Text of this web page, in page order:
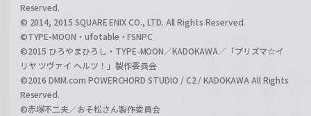
Reserved.
© 2014, 2015 SQUARE ENIX CO., LTD. All Rights Reserved.
©TYPE-MOON・ufotable・FSNPC
©2015 ひろやまひろし・TYPE-MOON／KADOKAWA／「プリズマ☆イ
リヤ ツヴァイ ヘルツ！」製作委員会
©2016 DMM.com POWERCHORD STUDIO / C2 / KADOKAWA All Rights
Reserved.
©赤塚不二夫／おそ松さん製作委員会